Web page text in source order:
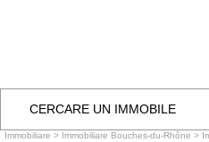
CERCARE UN IMMOBILE
Immobiliare > Immobiliare Bouches-du-Rhône >